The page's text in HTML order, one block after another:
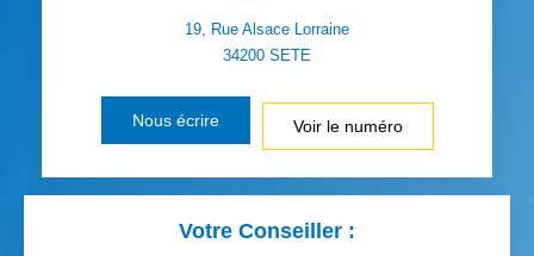
19, Rue Alsace Lorraine
34200 SETE
Nous écrire Voir le numéro
Votre Conseiller :